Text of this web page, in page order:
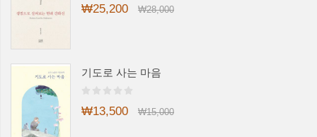
₩25,200 ₩28,000
기도로 사는 마음
₩13,500 ₩15,000